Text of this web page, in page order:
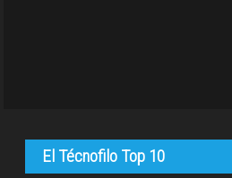
El Técnofilo Top 10